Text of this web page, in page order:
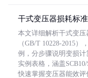
干式变压器损耗标
本文详细解析干式变
（GB/T 10228-2015
例，分步骤说明变损
实例表格，涵盖
快速掌握变压器能效评